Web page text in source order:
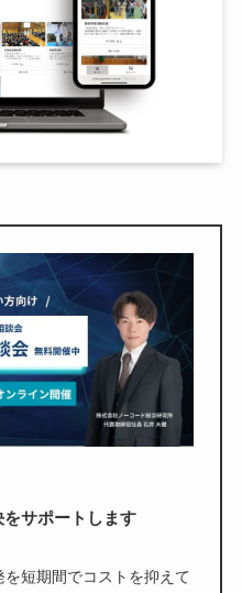
サポートします
短期間でコストを抑えて